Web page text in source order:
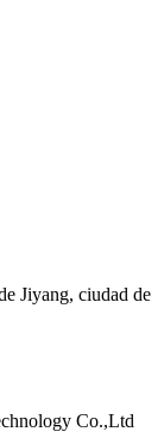
Jiyang, ciudad de
Co.,Ltd